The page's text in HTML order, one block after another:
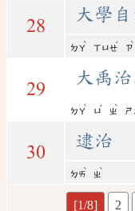
28
大學
ㄉㄚ
ˋ
ㄒㄩㄝ
ˊ
ㄗ
ˋ
29
大禹
ㄉㄚ
ˋ
ㄩ
ˇ
ㄓ
ˋ
ㄕ
30
逮治
ㄉㄞ
ˋ
ㄓ
ˋ
[1/8] 2